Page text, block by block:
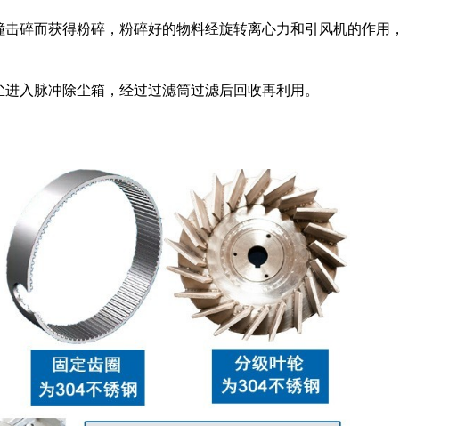
碎而获得粉碎，粉碎好的物料经旋转离心力和引风机的作用，
入脉冲除尘箱，经过过滤筒过滤后回收再利用。